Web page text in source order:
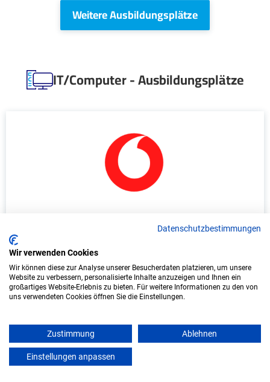
Weitere Ausbildungsplätze
IT/Computer - Ausbildungsplätze
Duales Studium Wirtschaftsinformatik
(B.Sc.) am virtuellen Campus - Vodafone
GmbH - Eschborn
Vodafone GmbH
In Kooperation mit IU Duales Studium
bundesweit
Start: Oktober 2026
Datenschutzbestimmungen
Wir verwenden Cookies
Wir können diese zur Analyse unserer Besucherdaten platzieren, um unsere
Website zu verbessern, personalisierte Inhalte anzuzeigen und Ihnen ein
großartiges Website-Erlebnis zu bieten. Für weitere Informationen zu den von
uns verwendeten Cookies öffnen Sie die Einstellungen.
Zustimmung Ablehnen
Einstellungen anpassen